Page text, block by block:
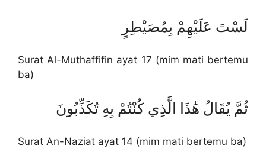
لَسْتَ عَلَيْهِمْ بِمُصَيْطِرٍ
Surat Al-Muthaffifin ayat 17 (mim mati bertemu
ba)
ثُمَّ يُقَالُ هَٰذَا الَّذِي كُنْتُمْ بِهِ تُكَذِّبُونَ
Surat An-Naziat ayat 14 (mim mati bertemu ba)